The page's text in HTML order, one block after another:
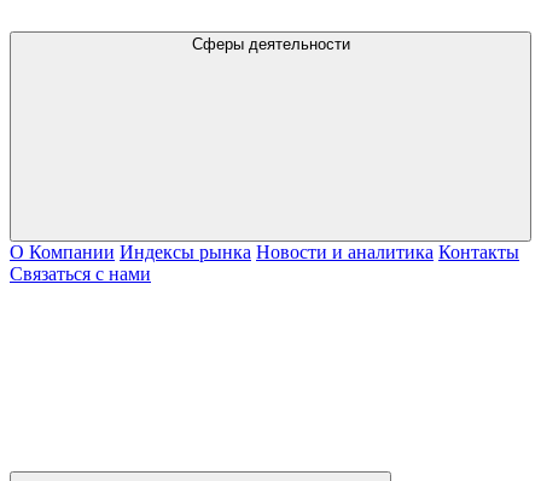
Сферы деятельности
О Компании Индексы рынка Новости и аналитика Контакты
Связаться с нами